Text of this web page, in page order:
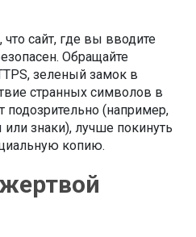
сайт, где вы вводите
Обращайте
зеленый замок в
странных символов в
подозрительно (например,
знаки), лучше покинуть
копию.